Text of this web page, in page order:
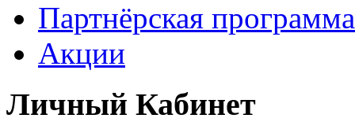
Партнёрская программа
Акции
Личный Кабинет